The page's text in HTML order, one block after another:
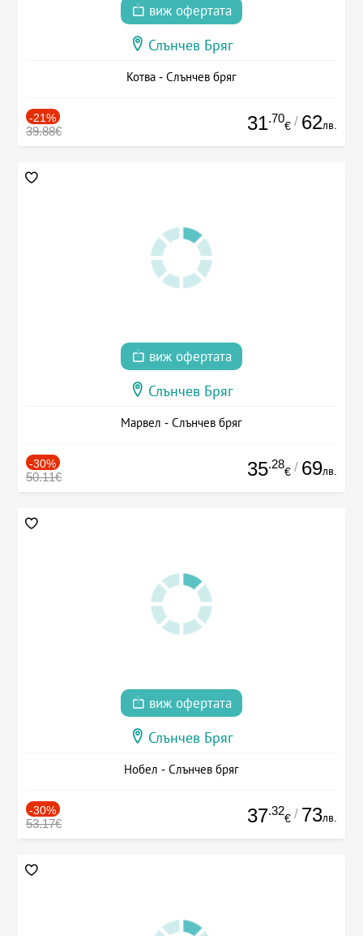
виж офертата
Слънчев Бряг
Котва - Слънчев бряг
-21%
39.88€ 31.70
€ / 62лв.
виж офертата
Слънчев Бряг
Марвел - Слънчев бряг
-30%
50.11€ 35.28
€ / 69лв.
виж офертата
Слънчев Бряг
Нобел - Слънчев бряг
-30%
53.17€ 37.32
€ / 73лв.